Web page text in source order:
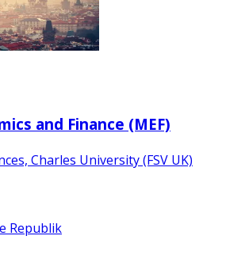
and Finance (MEF)
Charles University (FSV UK)
Republik